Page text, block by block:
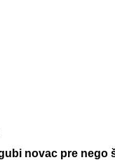
novac pre nego